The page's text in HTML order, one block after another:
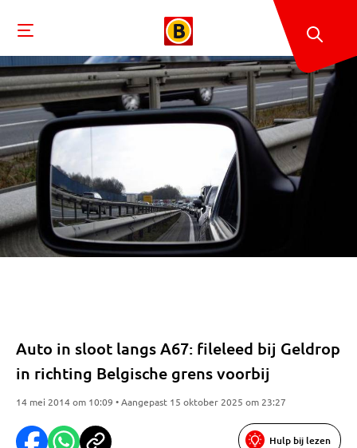
Auto in sloot langs A67: fileleed bij Geldrop
in richting Belgische grens voorbij
14 mei 2014 om 10:09 • Aangepast 15 oktober 2025 om 23:27
Hulp bij lezen